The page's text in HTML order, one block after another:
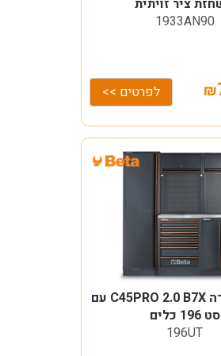
ציר זויתית
1933AN90
לפרטים >> ₪
עמדת עבודה C45PRO 2.0 B7X עם
סט 196 כלים
196UT